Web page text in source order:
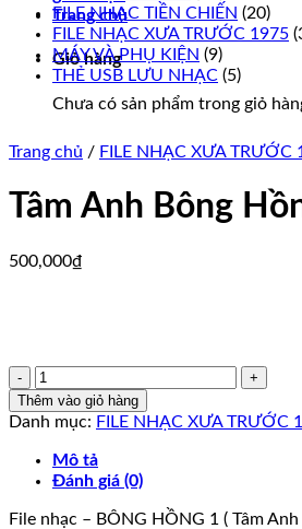
Trang chủ
Giỏ hàng
Chưa có sản phẩm trong giỏ
FILE NHẠC TIỀN CHIẾN (20)
FILE NHẠC XƯA TRƯỚC 1975
MÁY VÀ PHỤ KIỆN (9)
THẺ USB LƯU NHẠC (5)
Trang chủ / FILE NHẠC XƯA TRƯỚC
Tâm Anh Bông
500,000₫
Tâm
Anh
Bông
1
số
Thêm vào giỏ hàng
Danh mục: FILE NHẠC XƯA TRƯỚC
Mô tả
Đánh giá (0)
File nhạc – BÔNG HỒNG 1 ( Tâm